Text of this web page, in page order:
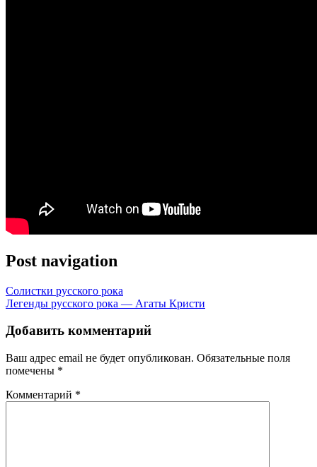
Post navigation
Солистки русского рока
Легенды русского рока — Агаты Кристи
Добавить комментарий
Ваш адрес email не будет опубликован. Обязательные поля
помечены *
Комментарий *